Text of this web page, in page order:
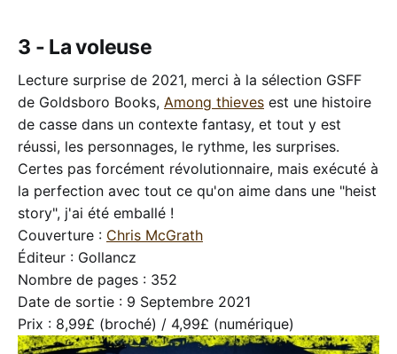
3 - La voleuse
Lecture surprise de 2021, merci à la sélection GSFF
de Goldsboro Books, Among thieves est une histoire
de casse dans un contexte fantasy, et tout y est
réussi, les personnages, le rythme, les surprises.
Certes pas forcément révolutionnaire, mais exécuté à
la perfection avec tout ce qu'on aime dans une "heist
story", j'ai été emballé !
Couverture : Chris McGrath
Éditeur : Gollancz
Nombre de pages : 352
Date de sortie : 9 Septembre 2021
Prix : 8,99£ (broché) / 4,99£ (numérique)